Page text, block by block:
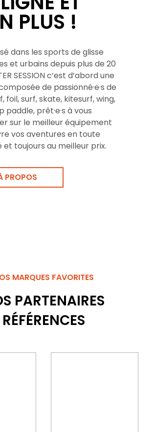
PLUS !
dans les sports de glisse
et urbains depuis plus de 20
SESSION c’est d’abord une
de passionné·e·s de
foil, surf, skate, kitesurf, wing,
paddle, prêt·e·s à vous
sur le meilleur équipement
vos aventures en toute
et toujours au meilleur prix.
PROPOS
MARQUES FAVORITES
PARTENAIRES
RÉFÉRENCES